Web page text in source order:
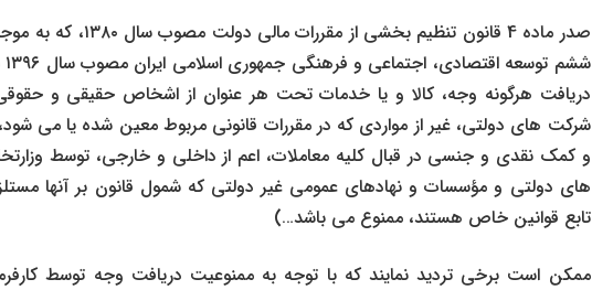
دریافت هرگونه وجه، کالا و یا خدمات تحت هر عنوان از اشخاص حقیقی و
شرکت‌ های دولتی، غیر از مواردی که در مقررات قانونی مربوط معین شده یا می‌
و کمک نقدی و جنسی در قبال کلیه معاملات، اعم از داخلی و خارجی، توسط
‌های دولتی و مؤسسات و نهادهای عمومی غیر دولتی که شمول قانون بر آنها
تابع قوانین خاص هستند، ممنوع می ‌باشد…)
ممکن است برخی تردید نمایند که با توجه به ممنوعیت دریافت وجه توسط